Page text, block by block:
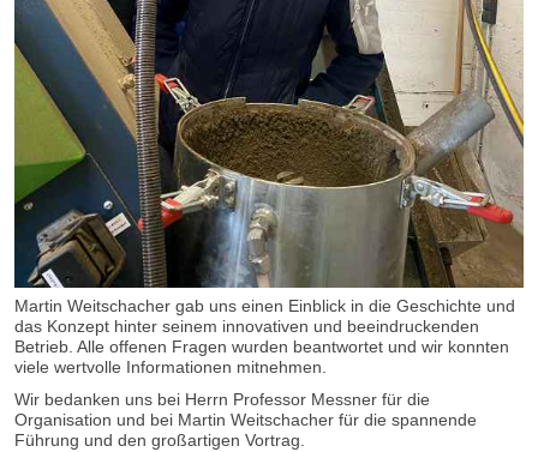
Martin Weitschacher gab uns einen Einblick in die Geschichte und
das Konzept hinter seinem innovativen und beeindruckenden
Betrieb. Alle offenen Fragen wurden beantwortet und wir konnten
viele wertvolle Informationen mitnehmen.
Wir bedanken uns bei Herrn Professor Messner für die
Organisation und bei Martin Weitschacher für die spannende
Führung und den großartigen Vortrag.